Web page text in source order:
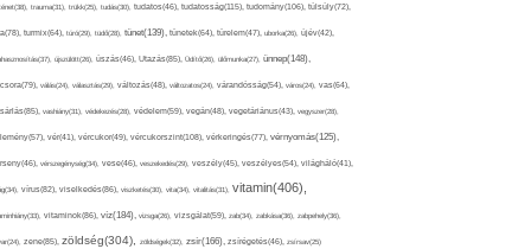
trauma(31), trükk(25), tudás(30), tudatos(46), tudatosság(115), tudomány(106), túlsúly(72),
turmix(64), túró(29), tüdő(28), tünet(139), tünetek(64), türelem(47), uborka(26), újév(42),
újszülött(26), úszás(46), Utazás(85), Üdítő(26), ülőmunka(27), ünnep(148),
válás(24), választás(29), változás(48), változatos(24), várandósság(54), város(24), vas(64),
vashiány(31), védekezés(28), védelem(59), vegán(48), vegetáriánus(43), vegyszer(28),
vér(41), vércukor(49), vércukorszint(108), vérkeringés(77), vérnyomás(125),
vérszegénység(34), vese(46), veszekedés(29), veszély(45), veszélyes(54), világháló(41),
vírus(82), viselkedés(86), viszketés(30), vita(34), vitalitás(31), vitamin(406),
vitaminok(86), víz(184), vizsga(26), vizsgálat(59), zab(34), zabkása(36), zabpehely(36),
zene(85), zöldség(304), zöldségek(32), zsír(166), zsírégetés(46), zsírsav(25)